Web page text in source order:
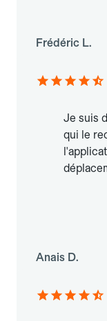
Frédéric L.
Je suis
qui le
Anais D.